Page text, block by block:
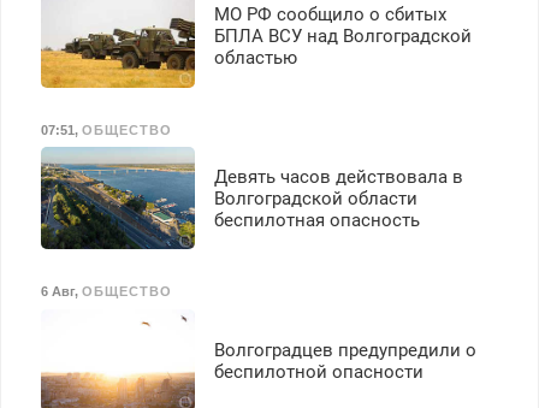
МО РФ сообщило о сбитых
БПЛА ВСУ над Волгоградской
областью
07:51, ОБЩЕСТВО
Девять часов действовала в
Волгоградской области
беспилотная опасность
6 Авг, ОБЩЕСТВО
Волгоградцев предупредили о
беспилотной опасности